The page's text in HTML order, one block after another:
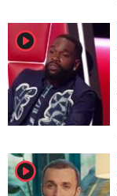
player2
player2